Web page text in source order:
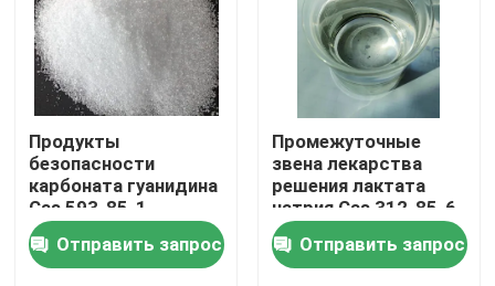
Промежуточные фармацевтические продукты
Соль четвертичного аммония
Точные продукты химикатов
Химикаты продукции нефти и газ
Продукты
безопасности
карбоната гуанидина
Cas 593-85-1
промежуточные
фармацевтические
Отправить запрос
Промежуточные
звена лекарства
решения лактата
натрия Cas 312-85-6
Отправить запрос